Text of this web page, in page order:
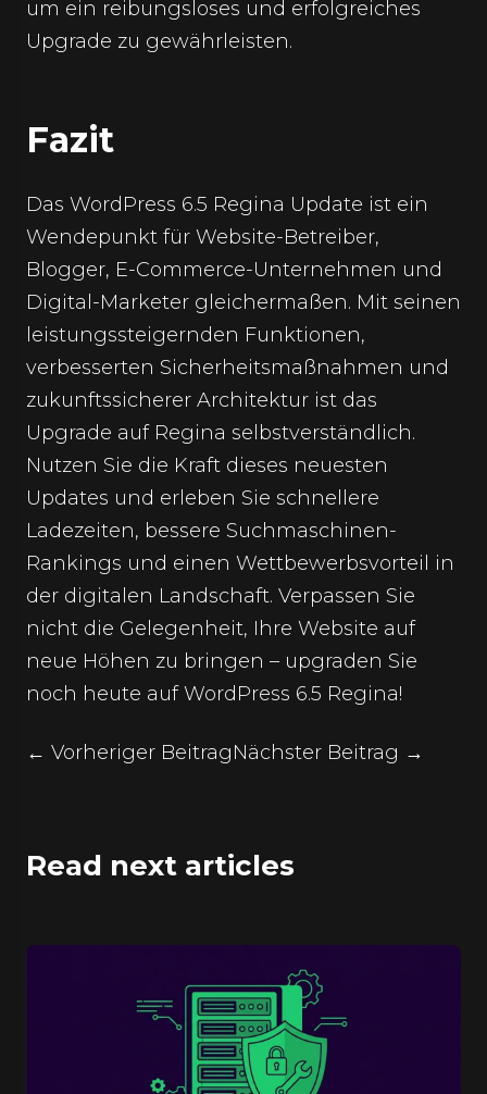
um ein reibungsloses und erfolgreiches
Upgrade zu gewährleisten.
Fazit
Das WordPress 6.5 Regina Update ist ein
Wendepunkt für Website-Betreiber,
Blogger, E-Commerce-Unternehmen und
Digital-Marketer gleichermaßen. Mit seinen
leistungssteigernden Funktionen,
verbesserten Sicherheitsmaßnahmen und
zukunftssicherer Architektur ist das
Upgrade auf Regina selbstverständlich.
Nutzen Sie die Kraft dieses neuesten
Updates und erleben Sie schnellere
Ladezeiten, bessere Suchmaschinen-
Rankings und einen Wettbewerbsvorteil in
der digitalen Landschaft. Verpassen Sie
nicht die Gelegenheit, Ihre Website auf
neue Höhen zu bringen – upgraden Sie
noch heute auf WordPress 6.5 Regina!
← Vorheriger BeitragNächster Beitrag →
Read next articles